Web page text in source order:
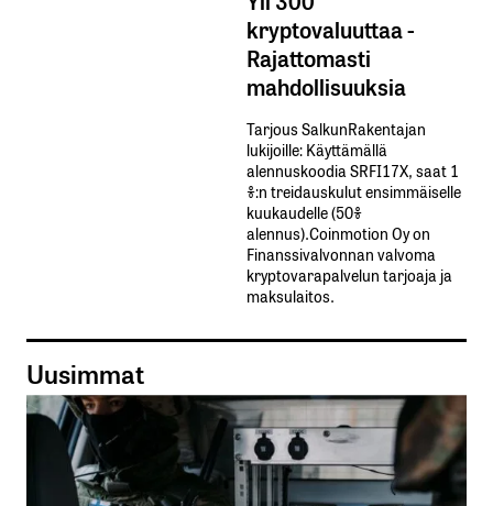
kryptovaluuttaa -
Rajattomasti
mahdollisuuksia
Tarjous SalkunRakentajan
lukijoille: Käyttämällä​ ​
alennuskoodia​ ​SRFI17X,​ ​saat​ ​1
%:n treidauskulut​ ​ensimmäiselle​ ​
kuukaudelle​ ​(50%​ ​
alennus).Coinmotion Oy on
Finanssivalvonnan valvoma
kryptovarapalvelun tarjoaja ja
maksulaitos.
Uusimmat